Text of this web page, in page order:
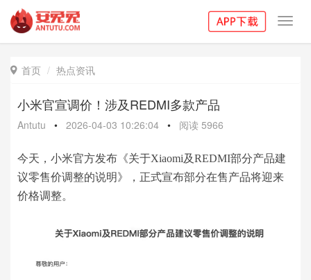
 首页 热点资讯
小米官宣调价！涉及REDMI多款产品
Antutu • 2026-04-03 10:26:04 • 阅读 5966
今天，小米官方发布《关于Xiaomi及REDMI部分产品建
议零售价调整的说明》，正式宣布部分在售产品将迎来
价格调整。